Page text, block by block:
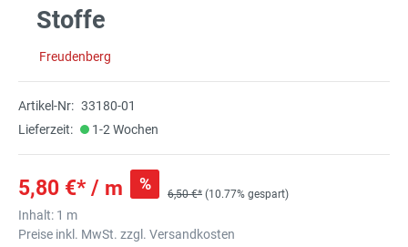
Stoffe
Freudenberg
Artikel-Nr: 33180-01
Lieferzeit:
1-2 Wochen
5,80 €* / m %
6,50 €* (10.77% gespart)
Inhalt: 1 m
Preise inkl. MwSt. zzgl. Versandkosten